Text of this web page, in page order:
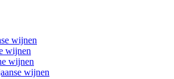
wijnen
wijnen
wijnen
wijnen